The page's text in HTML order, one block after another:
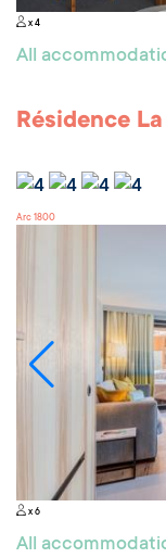
x 4
All
Résidence
Arc 1800
x 6
All